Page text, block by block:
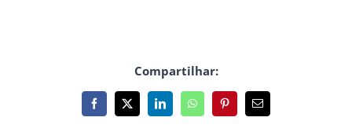
Compartilhar:
Facebook
X LinkedInWhatsAppPinterest
E-
mail